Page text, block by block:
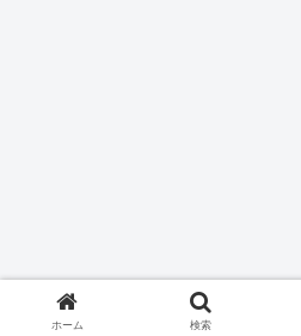
ホーム 検索